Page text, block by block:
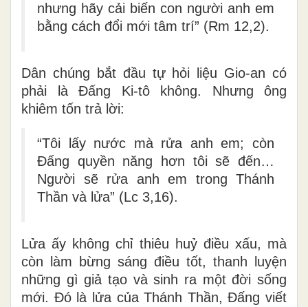
nhưng hãy cải biến con người anh em
bằng cách đổi mới tâm trí” (Rm 12,2).
Dân chúng bắt đầu tự hỏi liệu Gio-an có
phải là Đấng Ki-tô không. Nhưng ông
khiêm tốn trả lời:
“Tôi lấy nước mà rửa anh em; còn
Đấng quyền năng hơn tôi sẽ đến…
Người sẽ rửa anh em trong Thánh
Thần và lửa” (Lc 3,16).
Lửa ấy không chỉ thiêu huỷ điều xấu, mà
còn
làm bừng sáng điều tốt, thanh luyện
những gì giả tạo và sinh ra một đời sống
mới. Đó là lửa của Thánh Thần, Đấng viết